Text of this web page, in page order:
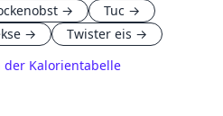
→ Tuc →
→ Twister eis →
der Kalorientabelle